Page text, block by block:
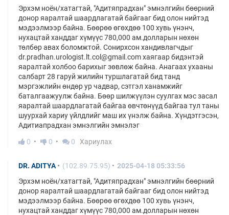
Эрхэм ноён/хатагтай, "Адитяпрадхан" эмнэлгийн бөөрний
донор яаралтай шаардлагатай байгааг бид олон нийтэд
мэдээлмээр байна. Бөөрөө өгөхдөө 100 хувь үнэнч,
нухацтай ханддаг хүмүүс 780,000 ам.долларын нөхөн
төлбөр авах боломжтой. Сонирхсон хандивлагчдыг
dr.pradhan.urologist.lt.col@gmail.com хаягаар бидэнтэй
яаралтай холбоо барихыг зөвлөж байна. Анагаах ухааны
салбарт 28 гаруй жилийн туршлагатай бид танд
мэргэжлийн өндөр ур чадвар, сэтгэл ханамжийг
баталгаажуулж байна. Бөөр шилжүүлэн суулгах мэс засал
яаралтай шаардлагатай байгаа өвчтөнүүд байгаа тул таны
шуурхай хариу үйлдлийг маш их үнэлж байна. Хүндэтгэсэн,
Адитиапрадхан эмнэлгийн эмнэлэг
0
0 0 Хариулах
DR. ADITYA (102.89.75.95)
2025-04-18 05:33:56
Эрхэм ноён/хатагтай, "Адитяпрадхан" эмнэлгийн бөөрний
донор яаралтай шаардлагатай байгааг бид олон нийтэд
мэдээлмээр байна. Бөөрөө өгөхдөө 100 хувь үнэнч,
нухацтай ханддаг хүмүүс 780,000 ам.долларын нөхөн